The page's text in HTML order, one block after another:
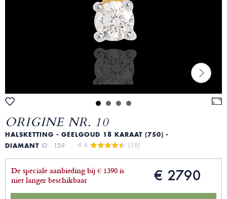
ORIGINE NR. 10
HALSKETTING - GEELGOUD 18 KARAAT (750) -
DIAMANT ID : 159 4.4 (38)
De speciale aanbieding bij € 1390 is
niet langer beschikbaar
€ 2790